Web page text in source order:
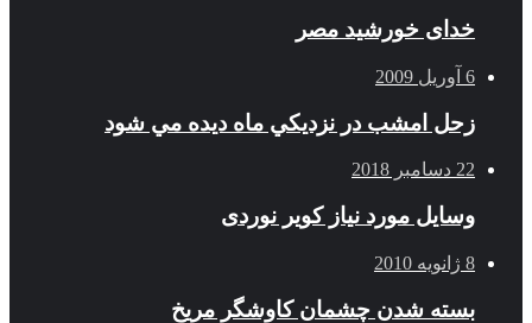
خدای خورشید مصر
6 آوریل 2009
زحل امشب در نزديكي ماه ديده مي شود
22 دسامبر 2018
وسایل مورد نیاز کویر نوردی
8 ژانویه 2010
بسته شدن چشمان کاوشگر مريخ